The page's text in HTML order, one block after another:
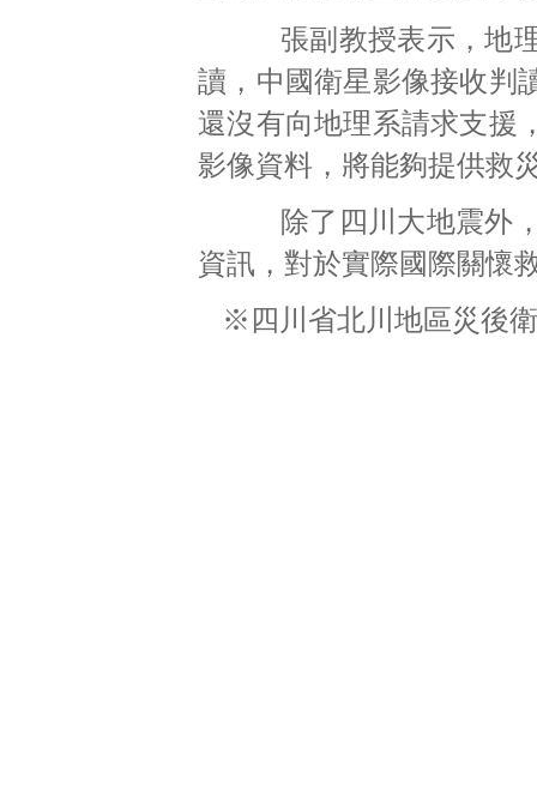
張副教授表示，地理
讀，中國衛星影像接收判
還沒有向地理系請求支援
影像資料，將能夠提供救
除了四川大地震外，
資訊，對於實際國際關懷
※四川省北川地區災後